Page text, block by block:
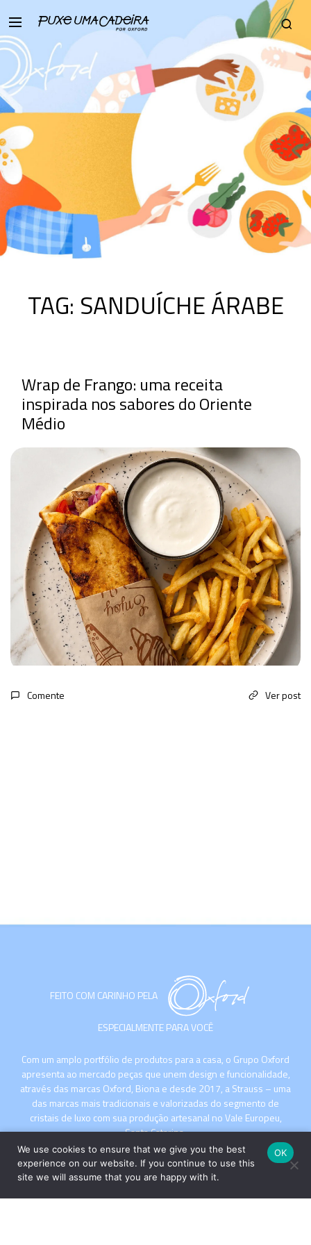
TAG: SANDUÍCHE ÁRABE
Wrap de Frango: uma receita
inspirada nos sabores do Oriente
Médio
Comente Ver post
FEITO COM CARINHO PELA
ESPECIALMENTE PARA VOCÊ
Com um amplo portfólio de produtos para a casa, o Grupo Oxford
apresenta ao mercado peças que unem design e funcionalidade,
através das marcas Oxford, Biona e desde 2017, a Strauss – uma
das marcas mais tradicionais e valorizadas do segmento de
cristais de luxo com sua produção artesanal no Vale Europeu,
Santa Catarina.
We use cookies to ensure that we give you the best
experience on our website. If you continue to use this
site we will assume that you are happy with it.
OK